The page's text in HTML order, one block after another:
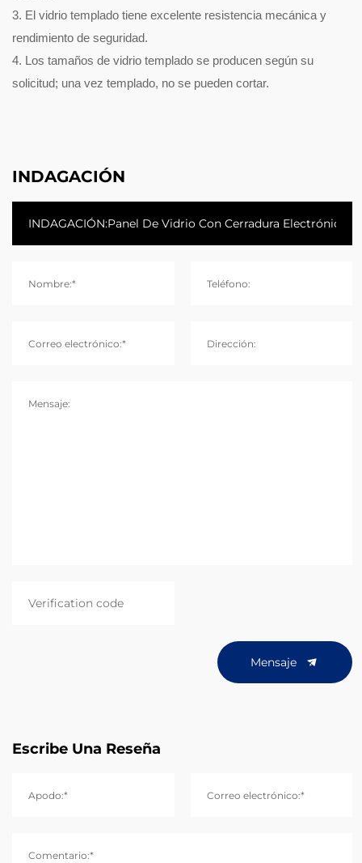
3. El vidrio templado tiene excelente resistencia mecánica y
rendimiento de seguridad.
4. Los tamaños de vidrio templado se producen según su
solicitud; una vez templado, no se pueden cortar.
INDAGACIÓN
Nombre:* Teléfono:
Correo electrónico:* Dirección:
Mensaje:
Mensaje
Escribe Una Reseña
Apodo:* Correo electrónico:*
Comentario:*